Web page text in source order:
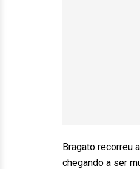
Bragato recorreu
chegando a ser